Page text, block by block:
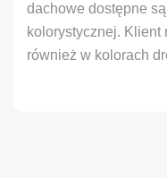
dachowe dostępne
kolorystycznej. Klient
również w kolorach